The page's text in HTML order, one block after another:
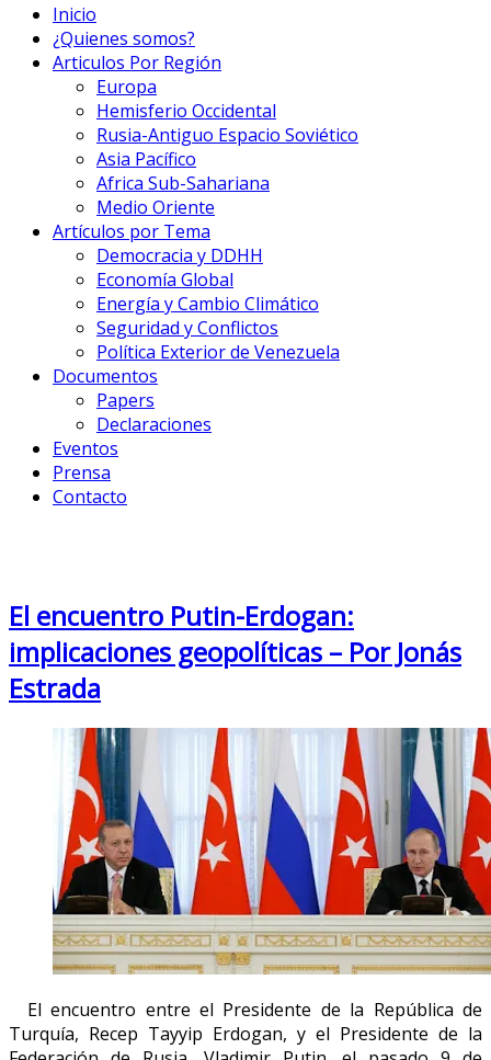
Inicio
¿Quienes somos?
Articulos Por Región
Europa
Hemisferio Occidental
Rusia-Antiguo Espacio Soviético
Asia Pacífico
Africa Sub-Sahariana
Medio Oriente
Artículos por Tema
Democracia y DDHH
Economía Global
Energía y Cambio Climático
Seguridad y Conflictos
Política Exterior de Venezuela
Documentos
Papers
Declaraciones
Eventos
Prensa
Contacto
El encuentro Putin-Erdogan:
implicaciones geopolíticas – Por Jonás
Estrada
El encuentro entre el Presidente de la República de
Turquía, Recep Tayyip Erdogan, y el Presidente de la